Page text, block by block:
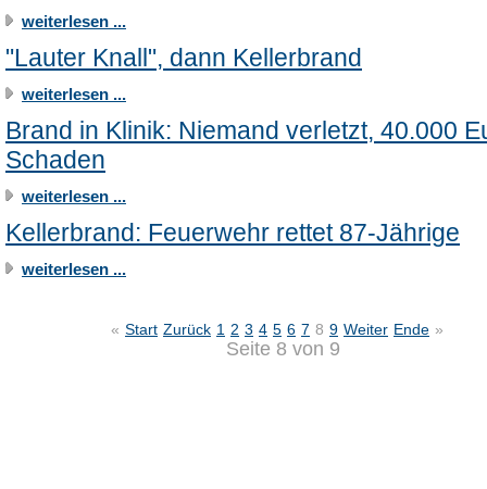
weiterlesen ...
"Lauter Knall", dann Kellerbrand
weiterlesen ...
Brand in Klinik: Niemand verletzt, 40.000
Schaden
weiterlesen ...
Kellerbrand: Feuerwehr rettet 87-Jährige
weiterlesen ...
« Start Zurück 1 2 3 4 5 6 7 8 9 Weiter Ende »
Seite 8 von 9